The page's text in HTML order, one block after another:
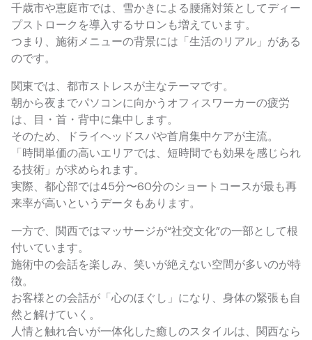
千歳市や恵庭市では、雪かきによる腰痛対策としてディー
プストロークを導入するサロンも増えています。
つまり、施術メニューの背景には「生活のリアル」がある
のです。
関東では、都市ストレスが主なテーマです。
朝から夜までパソコンに向かうオフィスワーカーの疲労
は、目・首・背中に集中します。
そのため、ドライヘッドスパや首肩集中ケアが主流。
「時間単価の高いエリアでは、短時間でも効果を感じられ
る技術」が求められます。
実際、都心部では45分〜60分のショートコースが最も再
来率が高いというデータもあります。
一方で、関西ではマッサージが“社交文化”の一部として根
付いています。
施術中の会話を楽しみ、笑いが絶えない空間が多いのが特
徴。
お客様との会話が「心のほぐし」になり、身体の緊張も自
然と解けていく。
人情と触れ合いが一体化した癒しのスタイルは、関西なら